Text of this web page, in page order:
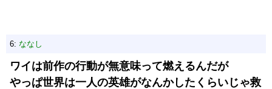
6: ななし
ワイは前作の行動が無意味って燃えるんだが
やっぱ世界は一人の英雄がなんかしたくらいじゃ救